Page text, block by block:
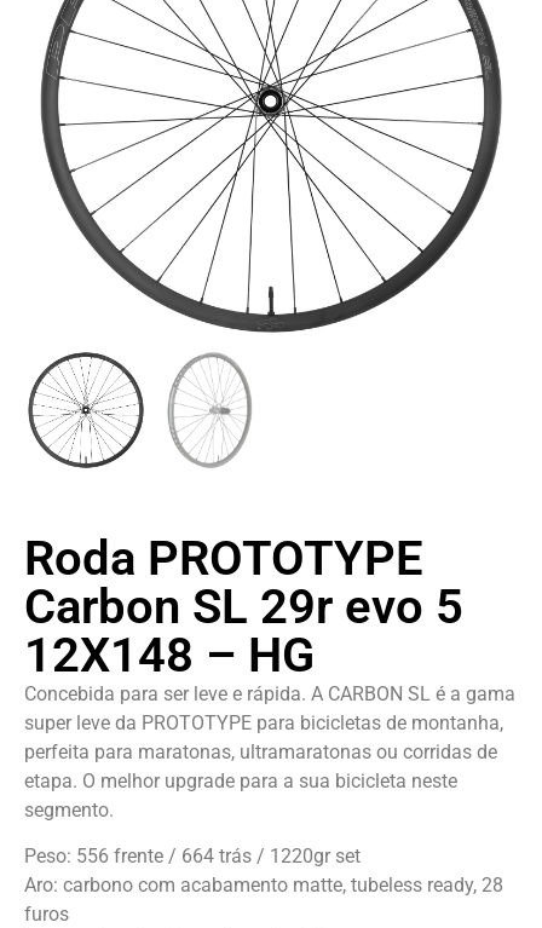
Roda PROTOTYPE
Carbon SL 29r evo 5
12X148 – HG
Concebida para ser leve e rápida. A CARBON SL é a gama
super leve da PROTOTYPE para bicicletas de montanha,
perfeita para maratonas, ultramaratonas ou corridas de
etapa. O melhor upgrade para a sua bicicleta neste
segmento.
Peso: 556 frente / 664 trás / 1220gr set
Aro: carbono com acabamento matte, tubeless ready, 28
furos